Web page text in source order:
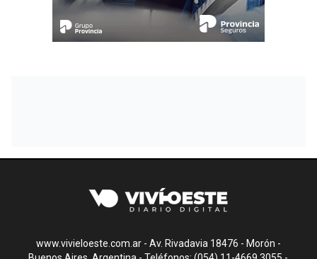
www.vivieloeste.com.ar - Av. Rivadavia 18476 - Morón -